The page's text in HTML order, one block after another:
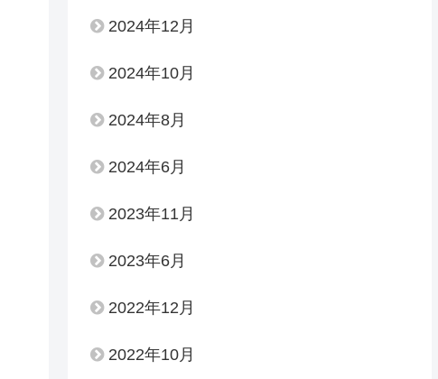
2024年12月
2024年10月
2024年8月
2024年6月
2023年11月
2023年6月
2022年12月
2022年10月